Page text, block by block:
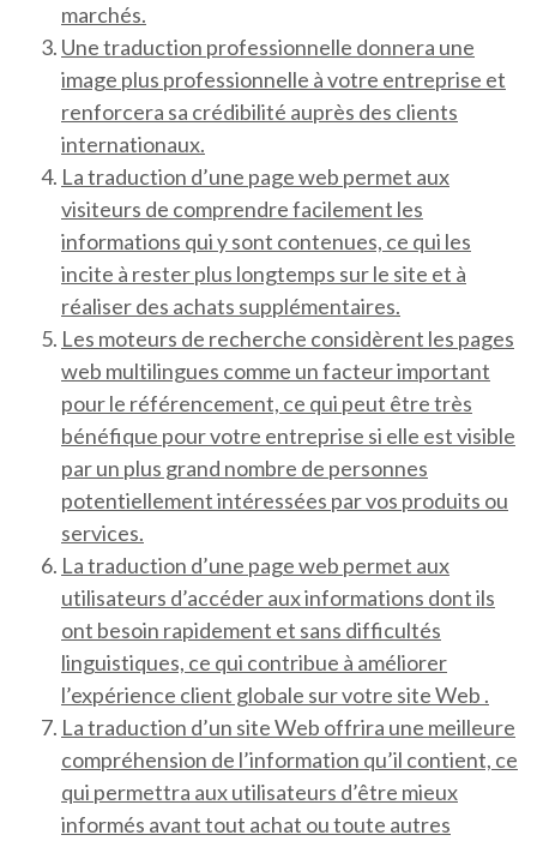
marchés.
Une traduction professionnelle donnera une
image plus professionnelle à votre entreprise et
renforcera sa crédibilité auprès des clients
internationaux.
La traduction d’une page web permet aux
visiteurs de comprendre facilement les
informations qui y sont contenues, ce qui les
incite à rester plus longtemps sur le site et à
réaliser des achats supplémentaires.
Les moteurs de recherche considèrent les pages
web multilingues comme un facteur important
pour le référencement, ce qui peut être très
bénéfique pour votre entreprise si elle est visible
par un plus grand nombre de personnes
potentiellement intéressées par vos produits ou
services.
La traduction d’une page web permet aux
utilisateurs d’accéder aux informations dont ils
ont besoin rapidement et sans difficultés
linguistiques, ce qui contribue à améliorer
l’expérience client globale sur votre site Web .
La traduction d’un site Web offrira une meilleure
compréhension de l’information qu’il contient, ce
qui permettra aux utilisateurs d’être mieux
informés avant tout achat ou toute autres